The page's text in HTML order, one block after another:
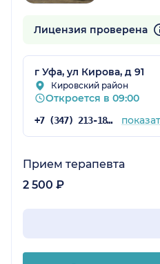
Лицензия проверена
г Уфа, ул Кирова, д 91
Кировский район
Откроется в 09:00
+7 (347) 213-18-14
Прием терапевта
2 500 ₽